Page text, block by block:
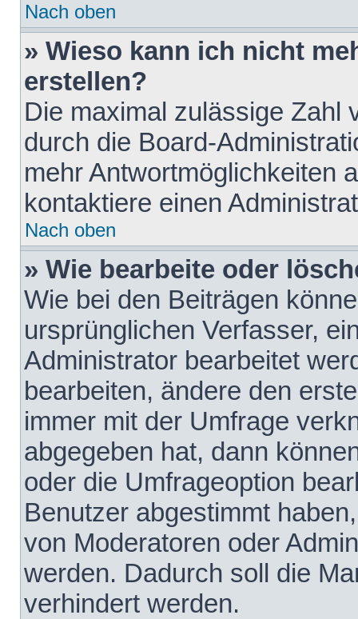
Nach oben
» Wieso kann ich nicht
erstellen?
Die maximal zulässige Zahl
durch die Board-
mehr Antwortmöglichkeiten
kontaktiere einen
Nach oben
» Wie bearbeite oder
Wie bei den Beiträgen
ursprünglichen Verfasser,
Administrator bearbeitet
bearbeiten, ändere den
immer mit der Umfrage
abgegeben hat, dann
oder die Umfrageoption
Benutzer abgestimmt
von Moderatoren oder
werden. Dadurch soll die
verhindert werden.